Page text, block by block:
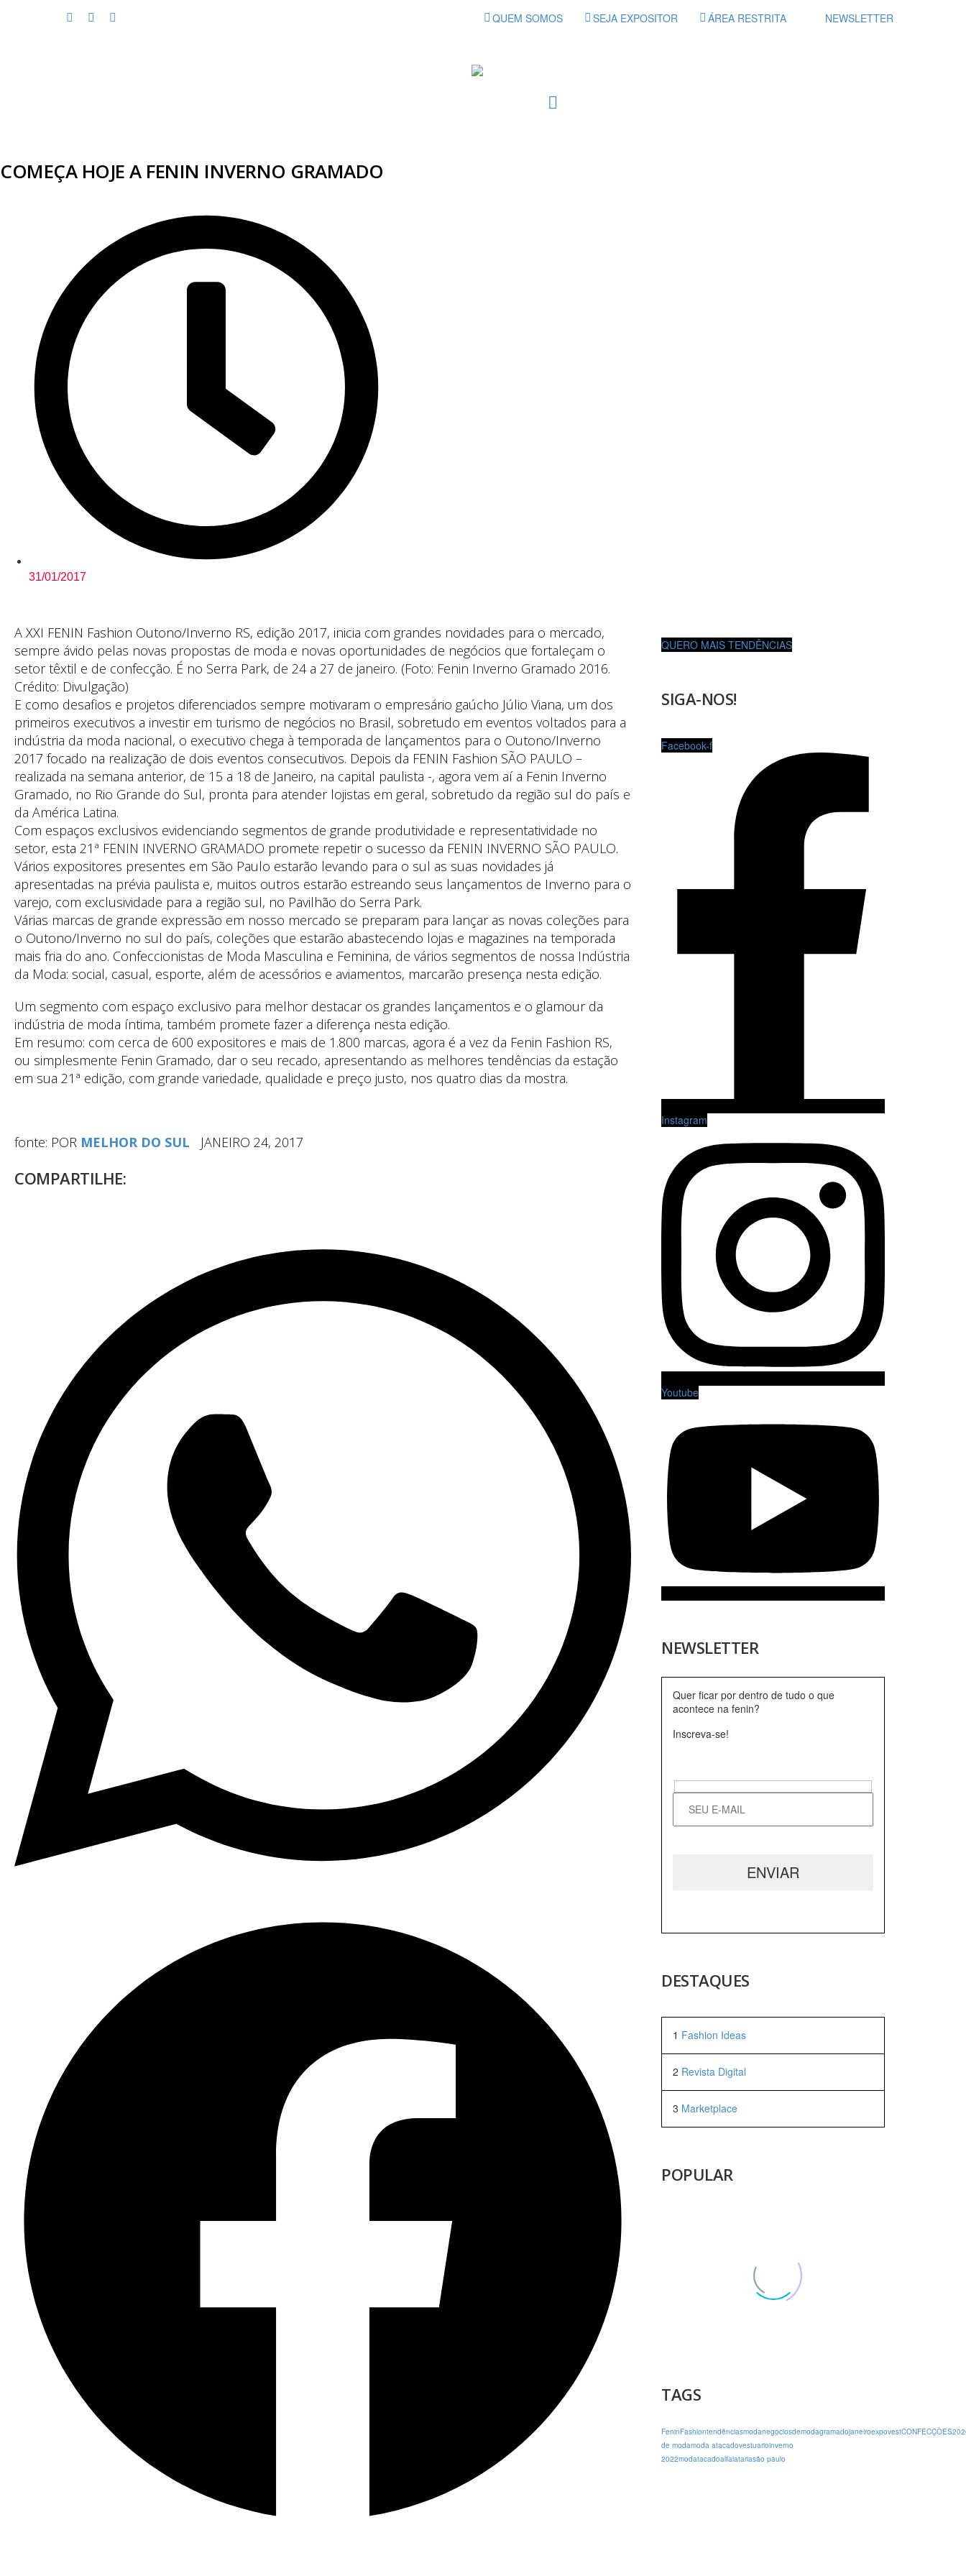
QUEM SOMOS SEJA EXPOSITOR ÁREA RESTRITA NEWSLETTER
COMEÇA HOJE A FENIN INVERNO GRAMADO
31/01/2017
A XXI FENIN Fashion Outono/Inverno RS, edição 2017, inicia com grandes novidades para o mercado,
sempre ávido pelas novas propostas de moda e novas oportunidades de negócios que fortaleçam o
setor têxtil e de confecção. É no Serra Park, de 24 a 27 de janeiro. (Foto: Fenin Inverno Gramado 2016.
Crédito: Divulgação)
E como desafios e projetos diferenciados sempre motivaram o empresário gaúcho Júlio Viana, um dos
primeiros executivos a investir em turismo de negócios no Brasil, sobretudo em eventos voltados para a
indústria da moda nacional, o executivo chega à temporada de lançamentos para o Outono/Inverno
2017 focado na realização de dois eventos consecutivos. Depois da FENIN Fashion SÃO PAULO –
realizada na semana anterior, de 15 a 18 de Janeiro, na capital paulista -, agora vem aí a Fenin Inverno
Gramado, no Rio Grande do Sul, pronta para atender lojistas em geral, sobretudo da região sul do país e
da América Latina.
Com espaços exclusivos evidenciando segmentos de grande produtividade e representatividade no
setor, esta 21ª FENIN INVERNO GRAMADO promete repetir o sucesso da FENIN INVERNO SÃO PAULO.
Vários expositores presentes em São Paulo estarão levando para o sul as suas novidades já
apresentadas na prévia paulista e, muitos outros estarão estreando seus lançamentos de Inverno para o
varejo, com exclusividade para a região sul, no Pavilhão do Serra Park.
Várias marcas de grande expressão em nosso mercado se preparam para lançar as novas coleções para
o Outono/Inverno no sul do país, coleções que estarão abastecendo lojas e magazines na temporada
mais fria do ano. Confeccionistas de Moda Masculina e Feminina, de vários segmentos de nossa Indústria
da Moda: social, casual, esporte, além de acessórios e aviamentos, marcarão presença nesta edição.
Um segmento com espaço exclusivo para melhor destacar os grandes lançamentos e o glamour da
indústria de moda íntima, também promete fazer a diferença nesta edição.
Em resumo: com cerca de 600 expositores e mais de 1.800 marcas, agora é a vez da Fenin Fashion RS,
ou simplesmente Fenin Gramado, dar o seu recado, apresentando as melhores tendências da estação
em sua 21ª edição, com grande variedade, qualidade e preço justo, nos quatro dias da mostra.
fonte: POR MELHOR DO SUL JANEIRO 24, 2017
COMPARTILHE:
QUERO MAIS TENDÊNCIAS
SIGA-NOS!
Facebook-f
Instagram
Youtube
NEWSLETTER
Quer ficar por dentro de tudo o que
acontece na fenin?
Inscreva-se!
Hidden
fields
DESTAQUES
1 Fashion Ideas
2 Revista Digital
3 Marketplace
POPULAR
TAGS
FeninFashiontendênciasmodanegociosdemodagramadojaneiroexpovestCONFECÇÕES
de modamoda atacadovestuarioinverno
2022modatacadoalfaiatariasão paulo